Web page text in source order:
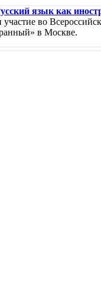
язык как
во
в Москве.